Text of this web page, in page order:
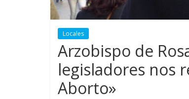
Locales
Arzobispo de
legisladores nos
Aborto»